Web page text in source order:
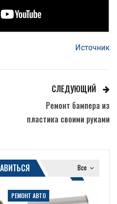
Источник
СЛЕДУЮЩИЙ
Ремонт бампера из
пластика своими руками
Все
РЕМОНТ АВТО